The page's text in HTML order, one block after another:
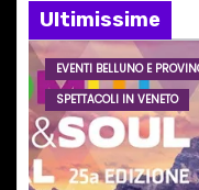
i
o
n
e
Ultimissime
EVENTI BELLUNO E
SPETTACOLI IN VENETO